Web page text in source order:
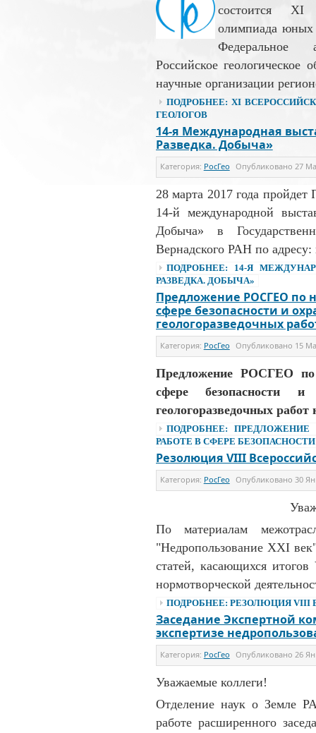
состоится XI
олимпиада юных
Федеральное
Российское геологическое
научные организации
ПОДРОБНЕЕ: XI
ГЕОЛОГОВ
14-я Международная
Разведка. Добыча»
Категория: РосГео Опубликовано 27
28 марта 2017 года
14-й международной
Добыча» в
Вернадского РАН по
ПОДРОБНЕЕ: 14-Я
РАЗВЕДКА. ДОБЫЧА»
Предложение РОСГЕО по
сфере безопасности и
геологоразведочных
Категория: РосГео Опубликовано 15
Предложение РОСГЕО по
сфере безопасности
геологоразведочных работ
ПОДРОБНЕЕ: ПРЕДЛОЖЕНИЕ
РАБОТЕ В СФЕРЕ
Резолюция VIII
Категория: РосГео Опубликовано 30
По материалам
"Недропользование XXI
статей, касающихся
нормотворческой
ПОДРОБНЕЕ: РЕЗОЛЮЦИЯ VIII
Заседание Экспертной
экспертизе
Категория: РосГео Опубликовано 26
Уважаемые коллеги!
Отделение наук о Земле
работе расширенного